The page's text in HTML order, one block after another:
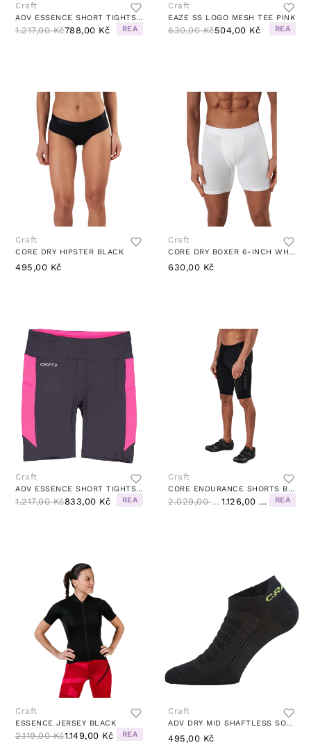
Craft
ADV ESSENCE SHORT TIGHTS BLACK
1.217,00 Kč788,00 Kč REA
Craft
EAZE SS LOGO MESH TEE PINK
630,00 Kč504,00 Kč REA
Craft
CORE DRY HIPSTER BLACK
495,00 Kč
Craft
CORE DRY BOXER 6-INCH WHITE
630,00 Kč
Craft
ADV ESSENCE SHORT TIGHTS 2 W SLATE/FUCHSIA
1.217,00 Kč833,00 Kč REA
Craft
CORE ENDURANCE SHORTS BLACK
2.029,00 Kč 1.126,00 Kč REA
Craft
ESSENCE JERSEY BLACK
2.119,00 Kč1.149,00 Kč REA
Craft
ADV DRY MID SHAFTLESS SOCK BLACK
495,00 Kč